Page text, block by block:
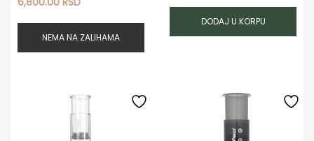
bila:
7,800.00 RSD.
je:
6,800.00 RSD.
NEMA NA ZALIHAMA
DODAJ U KORPU